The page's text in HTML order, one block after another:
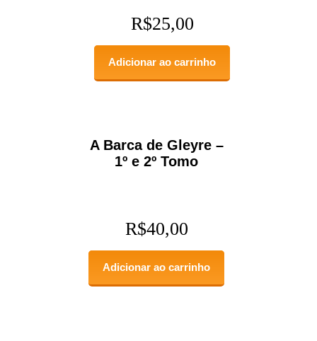
R$25,00
Adicionar ao carrinho
A Barca de Gleyre –
1º e 2º Tomo
R$40,00
Adicionar ao carrinho